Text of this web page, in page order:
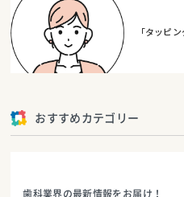
「タッピ
おすすめカテゴリー
歯科業界の最新情報をお届け！